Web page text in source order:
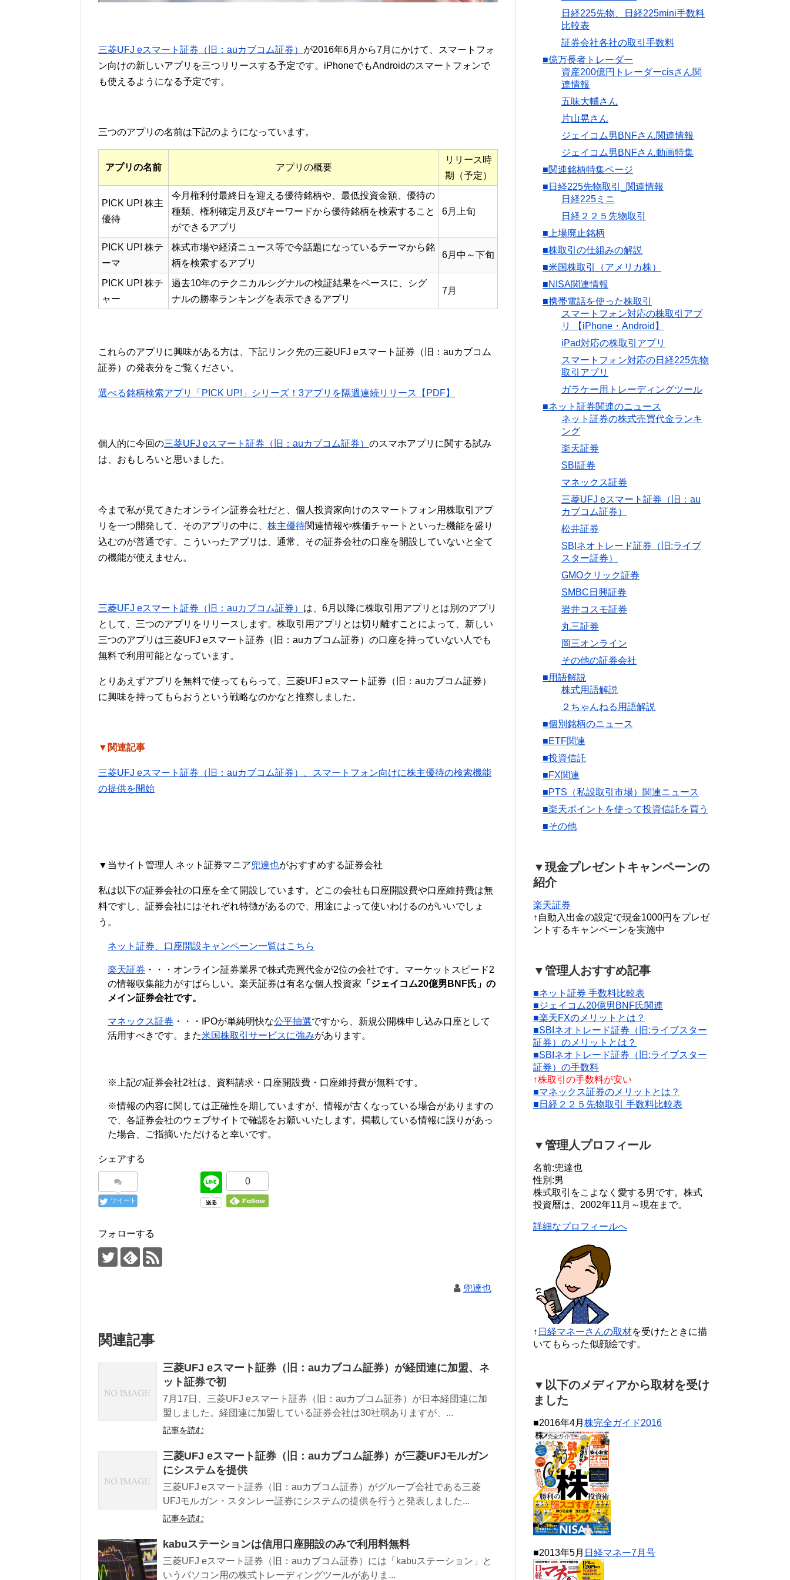
三菱UFJ eスマート証券（旧：auカブコム証券） が2016年6月から7月にかけて、スマートフォ
ン向けの新しいアプリを三つリリースする予定です。iPhoneでもAndroidのスマートフォンで
も使えるようになる予定です。
三つのアプリの名前は下記のようになっています。
アプリの名前 アプリの概要
リリース時
期（予定）
PICK UP! 株主
優待
今月権利付最終日を迎える優待銘柄や、最低投資金額、優待の
種類、権利確定月及びキーワードから優待銘柄を検索すること
ができるアプリ
6月上旬
PICK UP! 株テ
ーマ
株式市場や経済ニュース等で今話題になっているテーマから銘
柄を検索するアプリ
6月中～下旬
PICK UP! 株チ
ャー
過去10年のテクニカルシグナルの検証結果をベースに、シグ
ナルの勝率ランキングを表示できるアプリ
7月
これらのアプリに興味がある方は、下記リンク先の三菱UFJ eスマート証券（旧：auカブコム
証券）の発表分をご覧ください。
選べる銘柄検索アプリ「PICK UP!」シリーズ！3アプリを隔週連続リリース【PDF】
個人的に今回の三菱UFJ eスマート証券（旧：auカブコム証券） のスマホアプリに関する試み
は、おもしろいと思いました。
今まで私が見てきたオンライン証券会社だと、個人投資家向けのスマートフォン用株取引アプ
リを一つ開発して、そのアプリの中に、 株主優待関連情報や株価チャートといった機能を盛り
込むのが普通です。こういったアプリは、通常、その証券会社の口座を開設していないと全て
の機能が使えません。
三菱UFJ eスマート証券（旧：auカブコム証券） は、6月以降に株取引用アプリとは別のアプリ
として、三つのアプリをリリースします。株取引用アプリとは切り離すことによって、新しい
三つのアプリは三菱UFJ eスマート証券（旧：auカブコム証券）の口座を持っていない人でも
無料で利用可能となっています。
とりあえずアプリを無料で使ってもらって、三菱UFJ eスマート証券（旧：auカブコム証券）
に興味を持ってもらおうという戦略なのかなと推察しました。
▼関連記事
三菱UFJ eスマート証券（旧：auカブコム証券）、スマートフォン向けに株主優待の検索機能
の提供を開始
▼当サイト管理人 ネット証券マニア兜達也がおすすめする証券会社
私は以下の証券会社の口座を全て開設しています。どこの会社も口座開設費や口座維持費は無
料ですし、証券会社にはそれぞれ特徴があるので、用途によって使いわけるのがいいでしょ
う。
ネット証券、口座開設キャンペーン一覧はこちら
楽天証券 ・・・オンライン証券業界で株式売買代金が2位の会社です。マーケットスピード2
の情報収集能力がすばらしい。楽天証券は有名な個人投資家 「ジェイコム20億男BNF氏」の
メイン証券会社です。
マネックス証券 ・・・IPOが単純明快な公平抽選ですから、新規公開株申し込み口座として
活用すべきです。また米国株取引サービスに強みがあります。
※上記の証券会社2社は、資料請求・口座開設費・口座維持費が無料です。
※情報の内容に関しては正確性を期していますが、情報が古くなっている場合がありますの
で、各証券会社のウェブサイトで確認をお願いいたします。掲載している情報に誤りがあっ
た場合、ご指摘いただけると幸いです。
シェアする
ツイート
0
フォローする
兜達也
関連記事
三菱UFJ eスマート証券（旧：auカブコム証券）が経団連に加盟、ネ
ット証券で初
7月17日、三菱UFJ eスマート証券（旧：auカブコム証券）が日本経団連に加
盟しました。経団連に加盟している証券会社は30社弱ありますが、...
記事を読む
三菱UFJ eスマート証券（旧：auカブコム証券）が三菱UFJモルガン
にシステムを提供
三菱UFJ eスマート証券（旧：auカブコム証券）がグループ会社である三菱
UFJモルガン・スタンレー証券にシステムの提供を行うと発表しました...
記事を読む
kabuステーションは信用口座開設のみで利用料無料
三菱UFJ eスマート証券（旧：auカブコム証券）には「kabuステーション」と
いうパソコン用の株式トレーディングツールがありま...
日経225先物、日経225mini手数料
比較表
証券会社各社の取引手数料
■億万長者トレーダー
資産200億円トレーダーcisさん関
連情報
五味大輔さん
片山晃さん
ジェイコム男BNFさん関連情報
ジェイコム男BNFさん動画特集
■関連銘柄特集ページ
■日経225先物取引_関連情報
日経225ミニ
日経２２５先物取引
■上場廃止銘柄
■株取引の仕組みの解説
■米国株取引（アメリカ株）
■NISA関連情報
■携帯電話を使った株取引
スマートフォン対応の株取引アプ
リ 【iPhone・Android】
iPad対応の株取引アプリ
スマートフォン対応の日経225先物
取引アプリ
ガラケー用トレーディングツール
■ネット証券関連のニュース
ネット証券の株式売買代金ランキ
ング
楽天証券
SBI証券
マネックス証券
三菱UFJ eスマート証券（旧：au
カブコム証券）
松井証券
SBIネオトレード証券（旧:ライブ
スター証券）
GMOクリック証券
SMBC日興証券
岩井コスモ証券
丸三証券
岡三オンライン
その他の証券会社
■用語解説
株式用語解説
２ちゃんねる用語解説
■個別銘柄のニュース
■ETF関連
■投資信託
■FX関連
■PTS（私設取引市場）関連ニュース
■楽天ポイントを使って投資信託を買う
■その他
▼現金プレゼントキャンペーンの
紹介
楽天証券
↑自動入出金の設定で現金1000円をプレゼ
ントするキャンペーンを実施中
▼管理人おすすめ記事
■ネット証券 手数料比較表
■ジェイコム20億男BNF氏関連
■楽天FXのメリットとは？
■SBIネオトレード証券（旧:ライブスター
証券）のメリットとは？
■SBIネオトレード証券（旧:ライブスター
証券）の手数料
↑株取引の手数料が安い
■マネックス証券のメリットとは？
■日経２２５先物取引 手数料比較表
▼管理人プロフィール
名前:兜達也
性別:男
株式取引をこよなく愛する男です。株式
投資暦は、2002年11月～現在まで。
詳細なプロフィールへ
↑ 日経マネーさんの取材を受けたときに描
いてもらった似顔絵です。
▼以下のメディアから取材を受け
ました
■2016年4月 株完全ガイド2016
■2013年5月 日経マネー7月号